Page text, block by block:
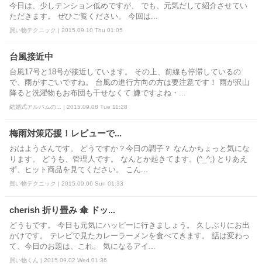
今日は、少しテンション低めですが、 でも、元気だして紹介させてい
ただきます。 ぜひご覧ください。 今回は...
買い物テクニック | 2015.09.10 Thu 01:05
台風接近中
台風17号と18号が接近しています。 その上、前線も停滞しているの
で、雨がすごいですね。 台風の進行方向の方は要注意です！ 雨が沢山
降ると洗濯物もお布団も干せなくて 嫌ですよね・...
結婚式アルバムの... | 2015.09.08 Tue 11:28
梅雨対策応援！レビューで...
おはようさんです。 どうですか？今日の調子？ なんかちょっと気にな
ります。 どうも、管理人です。 なんとか起きてます。(^_^;) とりあえ
ず、ヒット商品を見てください。 こん...
買い物テクニック | 2015.09.06 Sun 01:33
cherish 折り畳み 傘 ドッ...
どうもです。 今日も元気にハッピーに行きましょう。 久しぶりにお出
かけです。 テレビで見たカレーラーメンを食べてきます。 話は変わっ
て、今日のお題は、これ。 気になるアイ...
買い物くん | 2015.09.02 Wed 01:36